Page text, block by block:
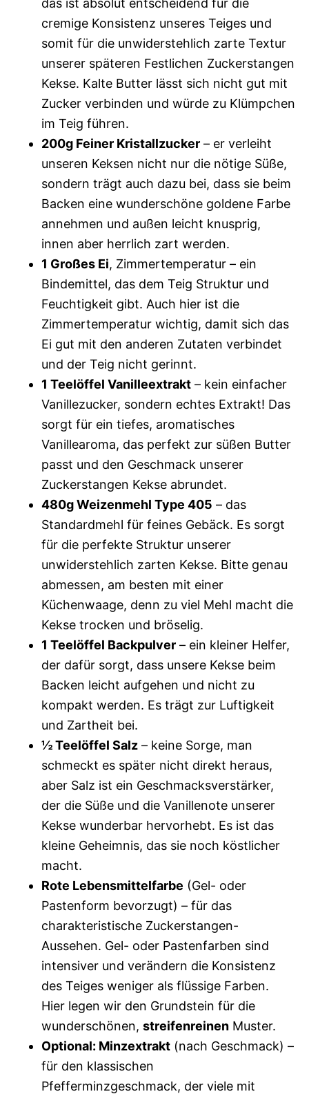
das ist absolut entscheidend für die
cremige Konsistenz unseres Teiges und
somit für die unwiderstehlich zarte Textur
unserer späteren Festlichen Zuckerstangen
Kekse. Kalte Butter lässt sich nicht gut mit
Zucker verbinden und würde zu Klümpchen
im Teig führen.
200g Feiner Kristallzucker – er verleiht
unseren Keksen nicht nur die nötige Süße,
sondern trägt auch dazu bei, dass sie beim
Backen eine wunderschöne goldene Farbe
annehmen und außen leicht knusprig,
innen aber herrlich zart werden.
1 Großes Ei, Zimmertemperatur – ein
Bindemittel, das dem Teig Struktur und
Feuchtigkeit gibt. Auch hier ist die
Zimmertemperatur wichtig, damit sich das
Ei gut mit den anderen Zutaten verbindet
und der Teig nicht gerinnt.
1 Teelöffel Vanilleextrakt – kein einfacher
Vanillezucker, sondern echtes Extrakt! Das
sorgt für ein tiefes, aromatisches
Vanillearoma, das perfekt zur süßen Butter
passt und den Geschmack unserer
Zuckerstangen Kekse abrundet.
480g Weizenmehl Type 405 – das
Standardmehl für feines Gebäck. Es sorgt
für die perfekte Struktur unserer
unwiderstehlich zarten Kekse. Bitte genau
abmessen, am besten mit einer
Küchenwaage, denn zu viel Mehl macht die
Kekse trocken und bröselig.
1 Teelöffel Backpulver – ein kleiner Helfer,
der dafür sorgt, dass unsere Kekse beim
Backen leicht aufgehen und nicht zu
kompakt werden. Es trägt zur Luftigkeit
und Zartheit bei.
½ Teelöffel Salz – keine Sorge, man
schmeckt es später nicht direkt heraus,
aber Salz ist ein Geschmacksverstärker,
der die Süße und die Vanillenote unserer
Kekse wunderbar hervorhebt. Es ist das
kleine Geheimnis, das sie noch köstlicher
macht.
Rote Lebensmittelfarbe (Gel- oder
Pastenform bevorzugt) – für das
charakteristische Zuckerstangen-
Aussehen. Gel- oder Pastenfarben sind
intensiver und verändern die Konsistenz
des Teiges weniger als flüssige Farben.
Hier legen wir den Grundstein für die
wunderschönen, streifenreinen Muster.
Optional: Minzextrakt (nach Geschmack) –
für den klassischen
Pfefferminzgeschmack, der viele mit